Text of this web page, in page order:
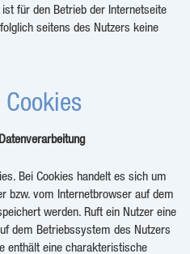
für den Betrieb der Internetseite
seitens des Nutzers keine
Bei Cookies handelt es sich um
bzw. vom Internetbrowser auf dem
werden. Ruft ein Nutzer eine
dem Betriebssystem des Nutzers
enthält eine charakteristische